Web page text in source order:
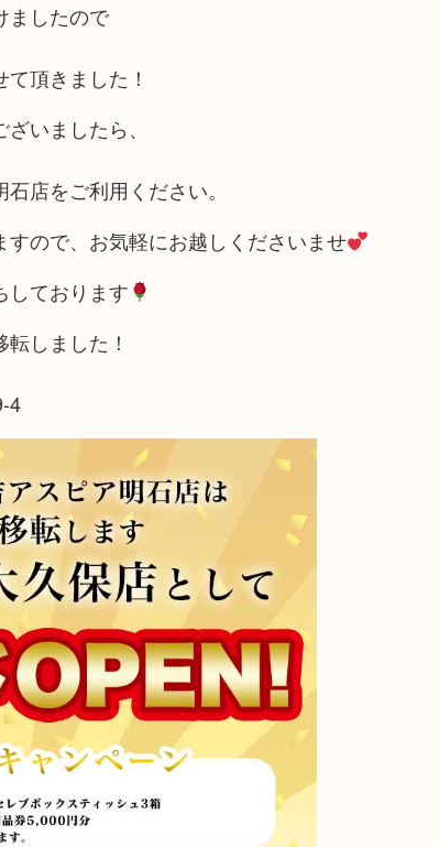
ましたので
頂きました！
いましたら、
店をご利用ください。
ので、お気軽にお越しくださいませ
しております
しました！
4